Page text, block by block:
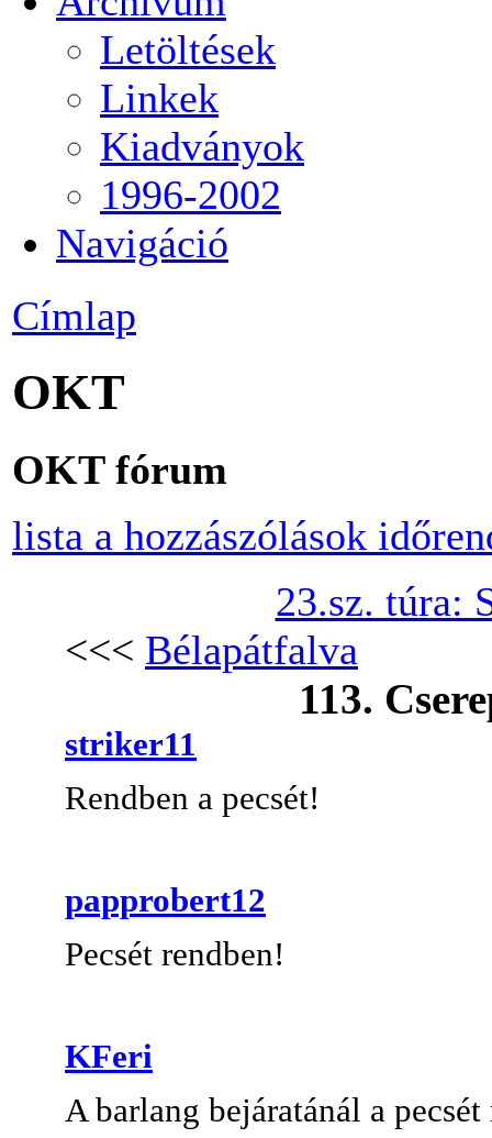
Letöltések
Linkek
Kiadványok
1996-2002
Navigáció
Címlap
OKT
OKT fórum
lista a hozzászólások
23.sz. túra:
<<< Bélapátfalva
113.
striker11
Rendben a pecsét!
papprobert12
Pecsét rendben!
KFeri
A barlang bejáratánál a pecsét